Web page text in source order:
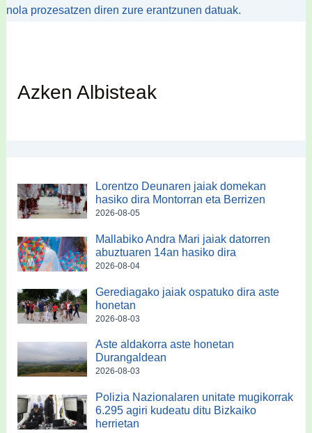
nola prozesatzen diren zure erantzunen datuak.
Azken Albisteak
Lorentzo Deunaren jaiak domekan
hasiko dira Montorran eta Berrizen
2026-08-05
Mallabiko Andra Mari jaiak datorren
abuztuaren 14an hasiko dira
2026-08-04
Gerediagako jaiak ospatuko dira aste
honetan
2026-08-03
Aste aldakorra aste honetan
Durangaldean
2026-08-03
Polizia Nazionalaren unitate mugikorrak
6.295 agiri kudeatu ditu Bizkaiko
herrietan